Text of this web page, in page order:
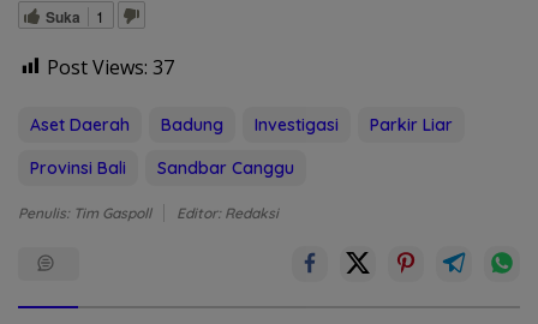
Suka 1
Post Views: 37
Aset Daerah Badung Investigasi
Parkir Liar
Provinsi Bali
Sandbar Canggu
Penulis: Tim Gaspoll Editor: Redaksi